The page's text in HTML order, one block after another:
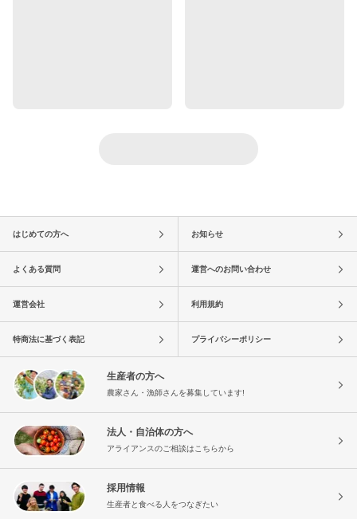
はじめての方へ お知らせ
よくある質問 運営へのお問い合わせ
運営会社 利用規約
特商法に基づく表記 プライバシーポリシー
生産者の方へ
農家さん・漁師さんを募集しています!
法人・自治体の方へ
アライアンスのご相談はこちらから
採用情報
生産者と食べる人をつなぎたい